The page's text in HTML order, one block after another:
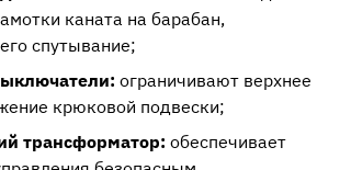
каната на барабан,
спутывание;
ограничивают верхнее
крюковой подвески;
трансформатор: обеспечивает